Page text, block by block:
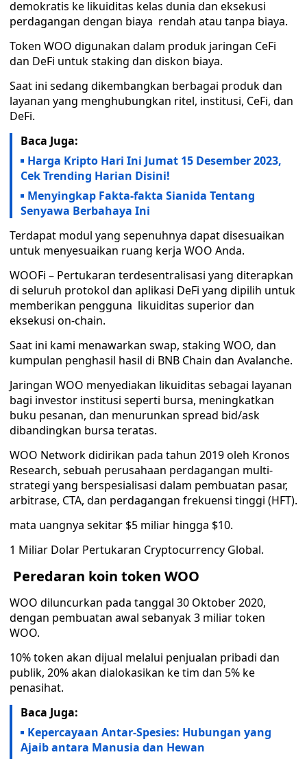
demokratis ke likuiditas kelas dunia dan eksekusi
perdagangan dengan biaya rendah atau tanpa biaya.
Token WOO digunakan dalam produk jaringan CeFi
dan DeFi untuk staking dan diskon biaya.
Saat ini sedang dikembangkan berbagai produk dan
layanan yang menghubungkan ritel, institusi, CeFi, dan
DeFi.
Baca Juga:
Harga Kripto Hari Ini Jumat 15 Desember 2023,
Cek Trending Harian Disini!
Menyingkap Fakta-fakta Sianida Tentang
Senyawa Berbahaya Ini
Terdapat modul yang sepenuhnya dapat disesuaikan
untuk menyesuaikan ruang kerja WOO Anda.
WOOFi – Pertukaran terdesentralisasi yang diterapkan
di seluruh protokol dan aplikasi DeFi yang dipilih untuk
memberikan pengguna likuiditas superior dan
eksekusi on-chain.
Saat ini kami menawarkan swap, staking WOO, dan
kumpulan penghasil hasil di BNB Chain dan Avalanche.
Jaringan WOO menyediakan likuiditas sebagai layanan
bagi investor institusi seperti bursa, meningkatkan
buku pesanan, dan menurunkan spread bid/ask
dibandingkan bursa teratas.
WOO Network didirikan pada tahun 2019 oleh Kronos
Research, sebuah perusahaan perdagangan multi-
strategi yang berspesialisasi dalam pembuatan pasar,
arbitrase, CTA, dan perdagangan frekuensi tinggi (HFT).
mata uangnya sekitar $5 miliar hingga $10.
1 Miliar Dolar Pertukaran Cryptocurrency Global.
Peredaran koin token WOO
WOO diluncurkan pada tanggal 30 Oktober 2020,
dengan pembuatan awal sebanyak 3 miliar token
WOO.
10% token akan dijual melalui penjualan pribadi dan
publik, 20% akan dialokasikan ke tim dan 5% ke
penasihat.
Baca Juga:
Kepercayaan Antar-Spesies: Hubungan yang
Ajaib antara Manusia dan Hewan